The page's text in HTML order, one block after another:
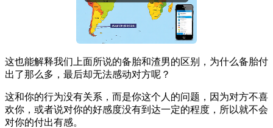
这也能解释我们上面所说的备胎和渣男的区别，为什么备胎付
出了那么多，最后却无法感动对方呢？
这和你的行为没有关系，而是你这个人的问题，因为对方不喜
欢你，或者说对你的好感度没有到达一定的程度，所以就不会
对你的付出有感。